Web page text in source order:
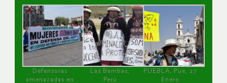
Defensoras
amenazadas en
Las Bambas,
Perú
PUEBLA, Pue, 27
Enero